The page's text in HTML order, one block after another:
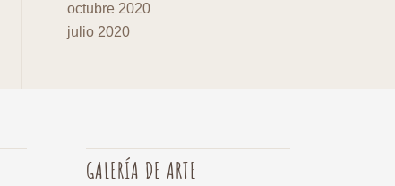
octubre 2020
julio 2020
GALERÍA DE ARTE